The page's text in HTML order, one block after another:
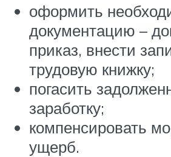
оформить
документацию –
приказ, внести
трудовую книжку;
погасить
заработку;
компенсировать
ущерб.